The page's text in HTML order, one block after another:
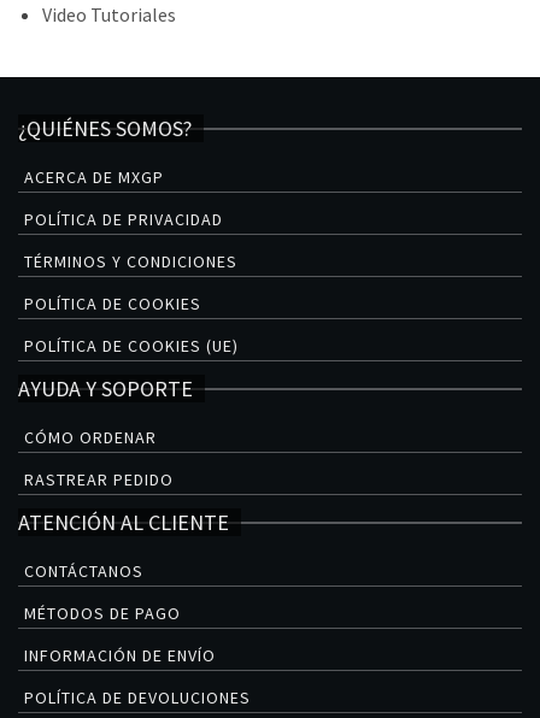
Video Tutoriales
¿QUIÉNES SOMOS?
ACERCA DE MXGP
POLÍTICA DE PRIVACIDAD
TÉRMINOS Y CONDICIONES
POLÍTICA DE COOKIES
POLÍTICA DE COOKIES (UE)
AYUDA Y SOPORTE
CÓMO ORDENAR
RASTREAR PEDIDO
ATENCIÓN AL CLIENTE
CONTÁCTANOS
MÉTODOS DE PAGO
INFORMACIÓN DE ENVÍO
POLÍTICA DE DEVOLUCIONES